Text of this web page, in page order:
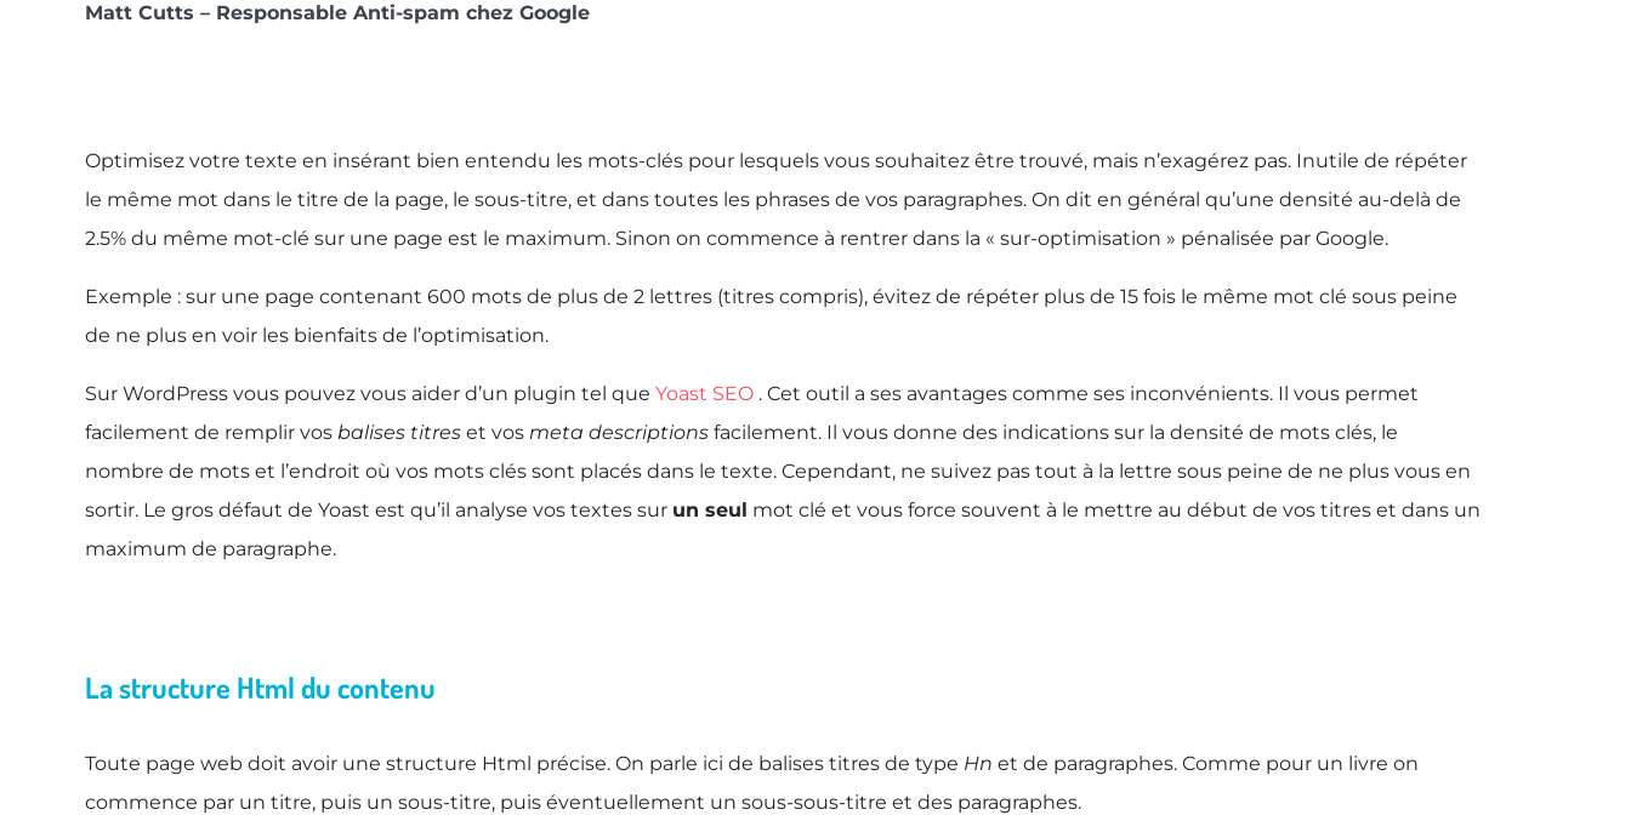
Matt Cutts – Responsable Anti-spam chez Google
Optimisez votre texte en insérant bien entendu les mots-clés pour lesquels vous souhaitez être trouvé, mais n’exagérez pas. Inutile de répéter
le même mot dans le titre de la page, le sous-titre, et dans toutes les phrases de vos paragraphes. On dit en général qu’une densité au-delà de
2.5% du même mot-clé sur une page est le maximum. Sinon on commence à rentrer dans la « sur-optimisation » pénalisée par Google.
Exemple : sur une page contenant 600 mots de plus de 2 lettres (titres compris), évitez de répéter plus de 15 fois le même mot clé sous peine
de ne plus en voir les bienfaits de l’optimisation.
Sur WordPress vous pouvez vous aider d’un plugin tel que Yoast SEO . Cet outil a ses avantages comme ses inconvénients. Il vous permet
facilement de remplir vos balises titres et vos meta descriptions facilement. Il vous donne des indications sur la densité de mots clés, le
nombre de mots et l’endroit où vos mots clés sont placés dans le texte. Cependant, ne suivez pas tout à la lettre sous peine de ne plus vous en
sortir. Le gros défaut de Yoast est qu’il analyse vos textes sur un seul mot clé et vous force souvent à le mettre au début de vos titres et dans un
maximum de paragraphe.
La structure Html du contenu
Toute page web doit avoir une structure Html précise. On parle ici de balises titres de type Hn et de paragraphes. Comme pour un livre on
commence par un titre, puis un sous-titre, puis éventuellement un sous-sous-titre et des paragraphes.